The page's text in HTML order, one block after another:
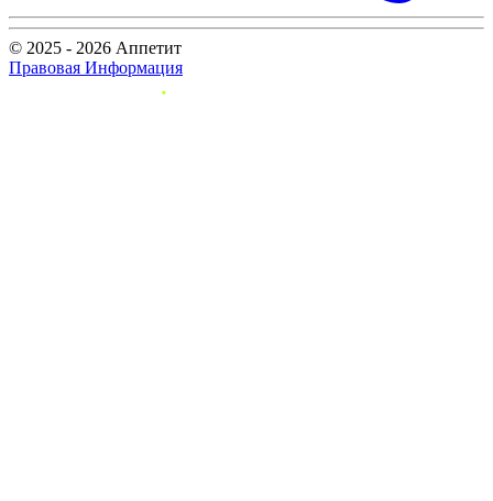
© 2025 - 2026 Аппетит
Правовая Информация